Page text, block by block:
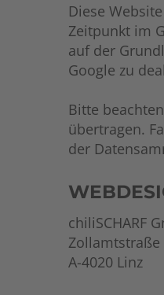
Diese
Zeitpunkt im
auf der
Google zu
Bitte
übertragen.
der
chiliSCHARF
Zollamtstraße
A-4020 Linz